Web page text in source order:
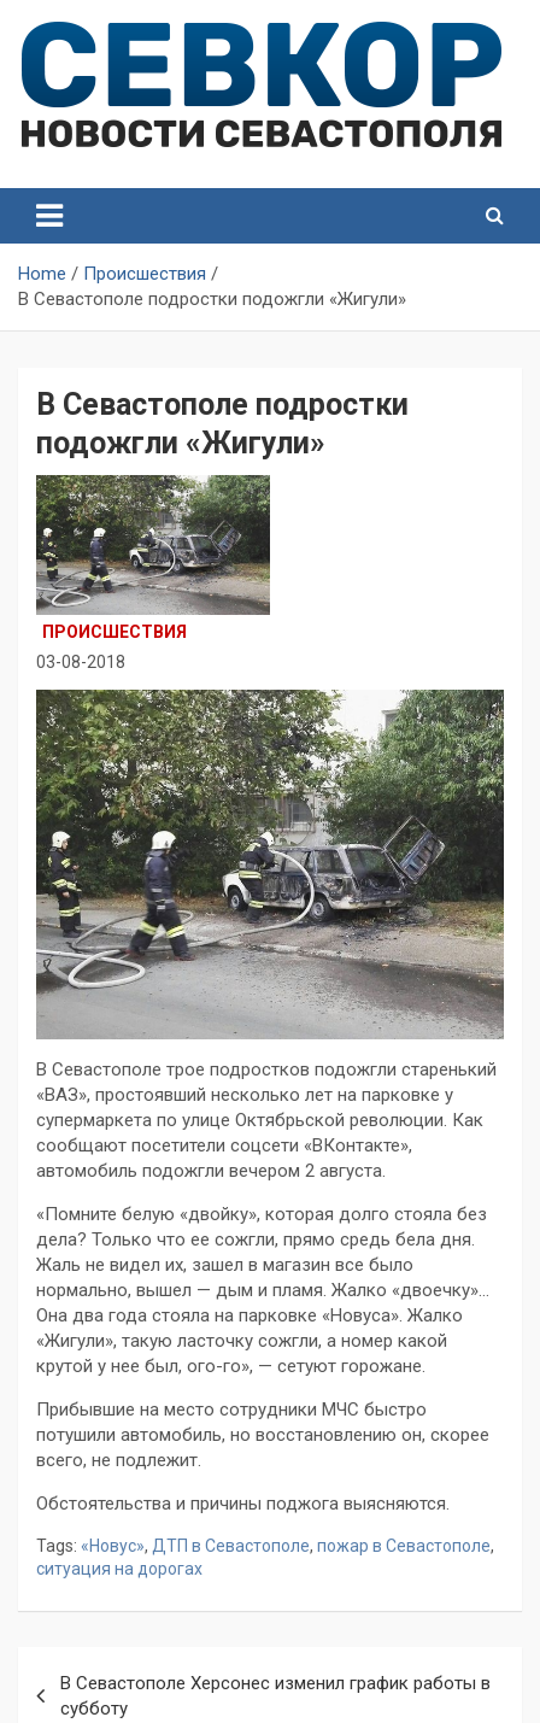
content
Севастополя
Севастополя
Home
Происшествия
В Севастополе подростки подожгли «Жигули»
В Севастополе подростки
подожгли «Жигули»
ПРОИСШЕСТВИЯ
03-08-2018
В Севастополе трое подростков подожгли старенький
«ВАЗ», простоявший несколько лет на парковке у
супермаркета по улице Октябрьской революции. Как
сообщают посетители соцсети «ВКонтакте»,
автомобиль подожгли вечером 2 августа.
«Помните белую «двойку», которая долго стояла без
дела? Только что ее сожгли, прямо средь бела дня.
Жаль не видел их, зашел в магазин все было
нормально, вышел — дым и пламя. Жалко «двоечку»…
Она два года стояла на парковке «Новуса». Жалко
«Жигули», такую ласточку сожгли, а номер какой
крутой у нее был, ого-го», — сетуют горожане.
Прибывшие на место сотрудники МЧС быстро
потушили автомобиль, но восстановлению он, скорее
всего, не подлежит.
Обстоятельства и причины поджога выясняются.
Tags: «Новус», ДТП в Севастополе, пожар в Севастополе,
ситуация на дорогах
по
В Севастополе Херсонес изменил график работы в
субботу